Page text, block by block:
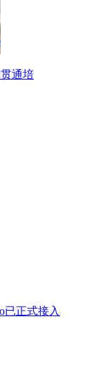
通培
已正式接入